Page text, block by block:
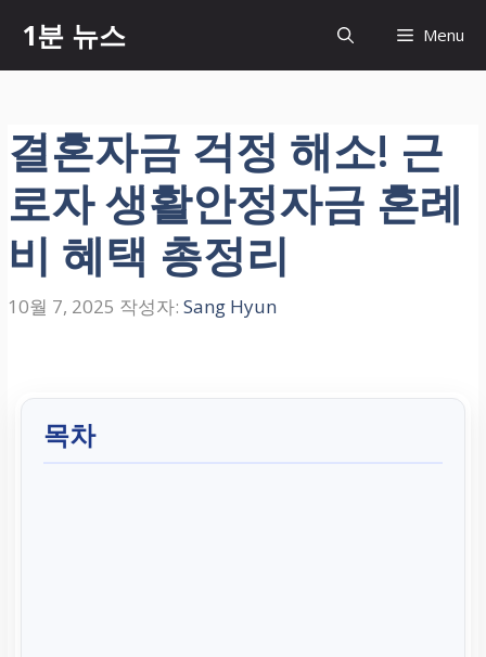
츠
너
뛰
기
1분 뉴스 Menu
결혼자금 걱정 해소! 근
로자 생활안정자금 혼례
비 혜택 총정리
10월 7, 2025 작성자: Sang Hyun
목차